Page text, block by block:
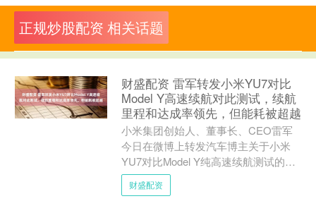
正规炒股配资 相关话题
财盛配资 雷军转发小米YU7对比
Model Y高速续航对此测试，续航
里程和达成率领先，但能耗被超越
小米集团创始人、董事长、CEO雷军
今日在微博上转发汽车博主关于小米
YU7对比Model Y纯高速续航测试的视
频。 该视频实测的最终数据显示，小
米YU7标准版最终....
财盛配资